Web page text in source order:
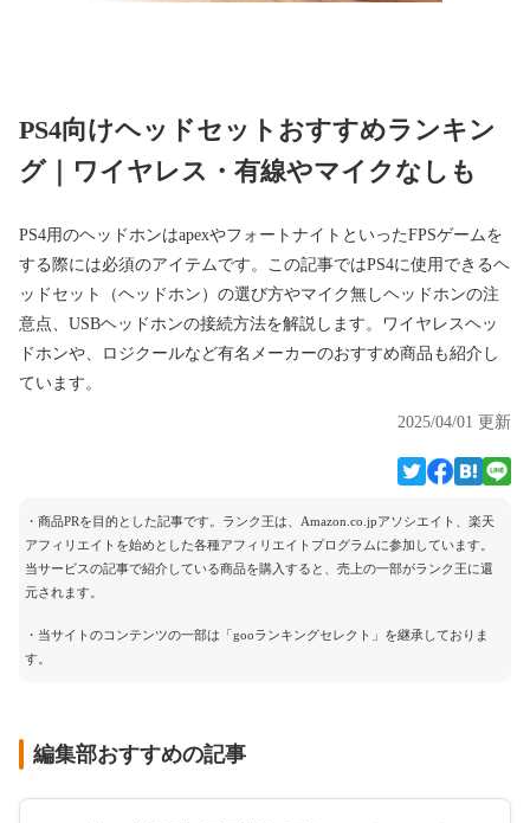
PS4向けヘッドセットおすすめランキン
グ｜ワイヤレス・有線やマイクなしも
PS4用のヘッドホンはapexやフォートナイトといったFPSゲームを
する際には必須のアイテムです。この記事ではPS4に使用できるヘ
ッドセット（ヘッドホン）の選び方やマイク無しヘッドホンの注
意点、USBヘッドホンの接続方法を解説します。ワイヤレスヘッ
ドホンや、ロジクールなど有名メーカーのおすすめ商品も紹介し
ています。
2025/04/01 更新
・商品PRを目的とした記事です。ランク王は、Amazon.co.jpアソシエイト、楽天
アフィリエイトを始めとした各種アフィリエイトプログラムに参加しています。
当サービスの記事で紹介している商品を購入すると、売上の一部がランク王に還
元されます。
・当サイトのコンテンツの一部は「gooランキングセレクト」を継承しておりま
す。
編集部おすすめの記事